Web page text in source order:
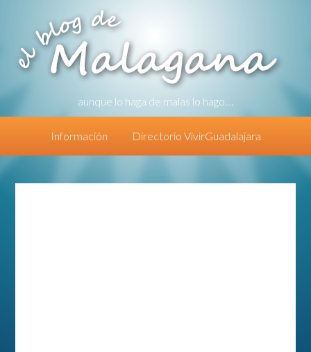
aunque lo haga de malas lo hago....
Información Directorio VivirGuadalajara